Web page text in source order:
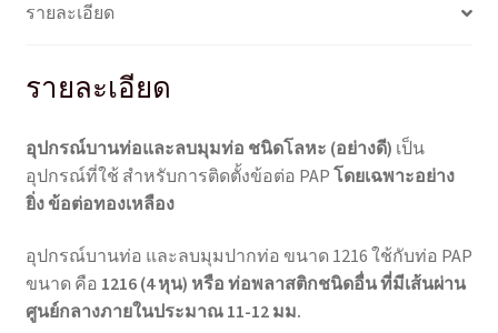
รายละเอียด
รายละเอียด
อุปกรณ์บานท่อและลบมุมท่อ ชนิดโลหะ (อย่างดี) เป็น
อุปกรณ์ที่ใช้ สำหรับการติดตั้งข้อต่อ PAP โดยเฉพาะอย่าง
ยิ่ง ข้อต่อทองเหลือง
อุปกรณ์บานท่อ และลบมุมปากท่อ ขนาด 1216 ใช้กับท่อ PAP
ขนาด คือ 1216 (4 หุน) หรือ ท่อพลาสติกชนิดอื่น ที่มีเส้นผ่าน
ศูนย์กลางภายในประมาณ 11-12 มม.